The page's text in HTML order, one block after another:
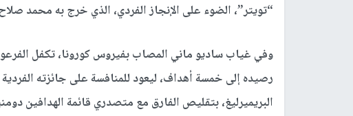
“تويتر”، الضوء على الإنجاز الفردي، الذي خرج به محمد
وفي غياب ساديو ماني المصاب بفيروس كورونا، تكفل
رصيده إلى خمسة أهداف، ليعود للمنافسة على جائزته
البريميرليغ، بتقليص الفارق مع متصدري قائمة الهدافين